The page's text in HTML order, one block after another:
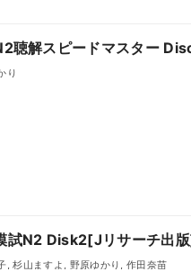
聴解スピードマスター
り
試N2 Disk2[Jリサーチ出
, 杉山ますよ, 野原ゆかり, 作田奈苗